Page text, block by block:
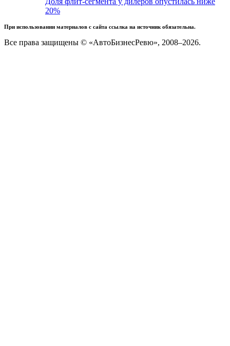
20%
При использовании материалов с сайта ссылка на источник обязательна.
Все права защищены © «АвтоБизнесРевю», 2008–2026.